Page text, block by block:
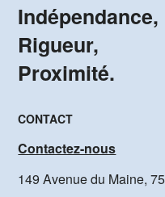
Indépendance,
Rigueur,
Proximité.
CONTACT
Contactez-nous
149 Avenue du Maine,